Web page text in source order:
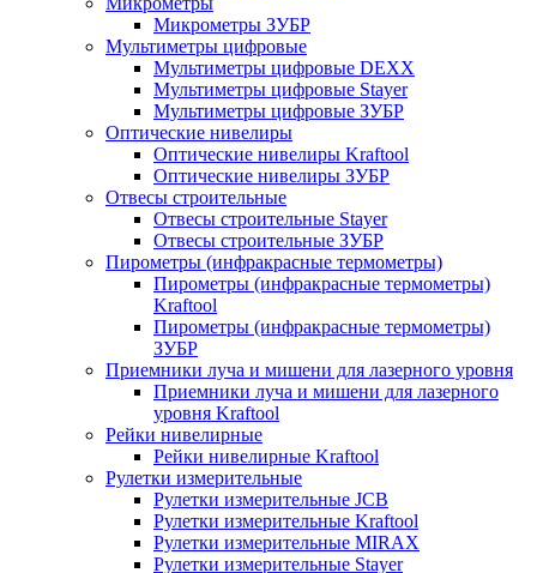
Микрометры ЗУБР
Мультиметры цифровые
Мультиметры цифровые DEXX
Мультиметры цифровые Stayer
Мультиметры цифровые ЗУБР
Оптические нивелиры
Оптические нивелиры Kraftool
Оптические нивелиры ЗУБР
Отвесы строительные
Отвесы строительные Stayer
Отвесы строительные ЗУБР
Пирометры (инфракрасные термометры)
Пирометры (инфракрасные термометры)
Kraftool
Пирометры (инфракрасные термометры)
ЗУБР
Приемники луча и мишени для лазерного уровня
Приемники луча и мишени для лазерного
уровня Kraftool
Рейки нивелирные
Рейки нивелирные Kraftool
Рулетки измерительные
Рулетки измерительные JCB
Рулетки измерительные Kraftool
Рулетки измерительные MIRAX
Рулетки измерительные Stayer